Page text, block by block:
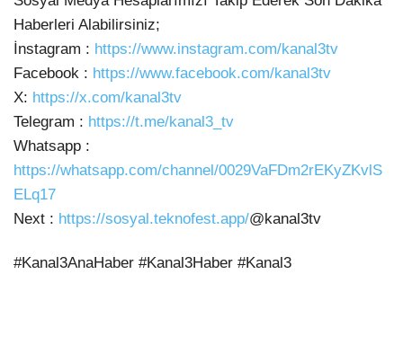
Haberleri Alabilirsiniz;
İnstagram : https://www.instagram.com/kanal3tv
Facebook : https://www.facebook.com/kanal3tv
X: https://x.com/kanal3tv
Telegram : https://t.me/kanal3_tv
Whatsapp :
https://whatsapp.com/channel/0029VaFDm2rEKyZKvlS
ELq17
Next : https://sosyal.teknofest.app/@kanal3tv
#Kanal3AnaHaber #Kanal3Haber #Kanal3